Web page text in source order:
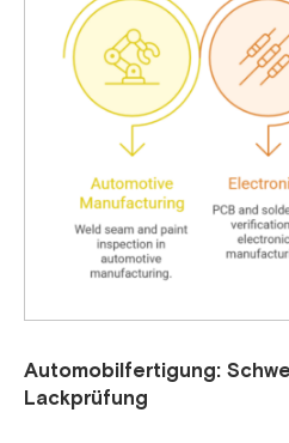
Automobilfertigung:
Lackprüfung